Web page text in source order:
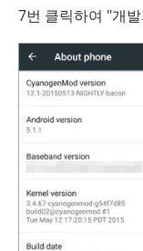
7번 클릭하여 "개